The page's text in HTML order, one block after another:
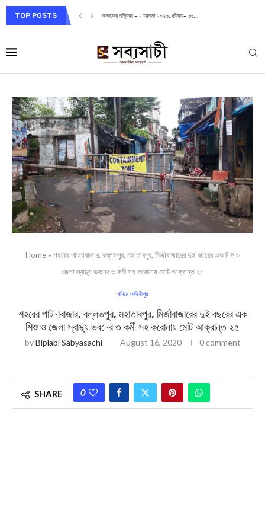
TOP POSTS আজকের পত্রিকা – ২ আগস্ট ২০২৬, রবিবার– ১৬...
Home» শহরের পাটনাবাজার, বল্লভপুর, মহাতাবপুর, মির্জাবাজারের দুই বছরের এক শিশু ও
জেলা স্বাস্থ্য ভবনের ৩ কর্মী সহ করোনায় মোট আক্রান্ত ২৫
পশ্চিম মেদিনীপুর
শহরের পাটনাবাজার, বল্লভপুর, মহাতাবপুর, মির্জাবাজারের দুই বছরের এক
শিশু ও জেলা স্বাস্থ্য ভবনের ৩ কর্মী সহ করোনায় মোট আক্রান্ত ২৫
byBiplabi Sabyasachi August 16, 2020 0 comment
SHARE 0